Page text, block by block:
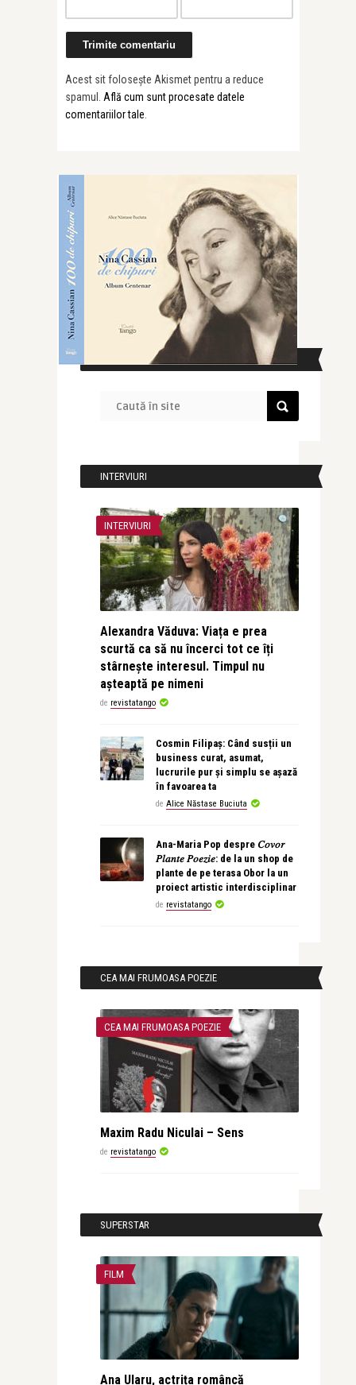
Acest sit folosește Akismet pentru a reduce
spamul. Află cum sunt procesate datele
comentariilor tale
CAUTĂ ÎN SITE
INTERVIURI
INTERVIURI
Alexandra Văduva: Viața e prea
scurtă ca să nu încerci tot ce îți
stârnește interesul. Timpul nu
așteaptă pe nimeni
de revistatango
Cosmin Filipaș: Când susții un
business curat, asumat,
lucrurile pur și simplu se așază
în favoarea ta
de Alice Năstase Buciuta
Ana-Maria Pop despre 𝐶𝑜𝑣𝑜𝑟
𝑃𝑙𝑎𝑛𝑡𝑒 𝑃𝑜𝑒𝑧𝑖𝑒: de la un shop de
plante de pe terasa Obor la un
proiect artistic interdisciplinar
de revistatango
CEA MAI FRUMOASA POEZIE
CEA MAI FRUMOASA POEZIE
Maxim Radu Niculai – Sens
de revistatango
SUPERSTAR
FILM
Ana Ularu, actrița româncă